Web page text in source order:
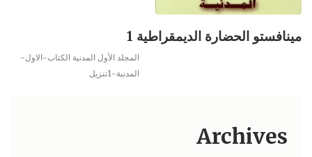
مينافستو الحضارة الديمقراطية 1
المجلد الأول المدنية الكتاب-الاول-
المدنية-1تنزيل
Archives